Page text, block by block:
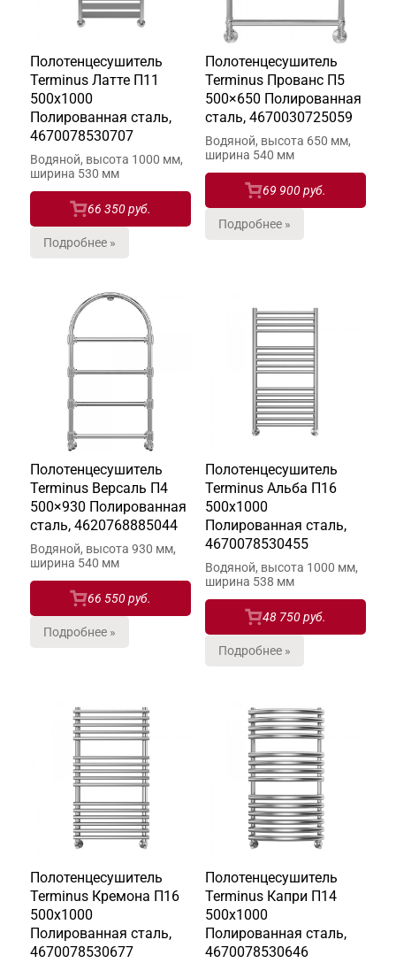
Полотенцесушитель
Terminus Латте П11
500х1000
Полированная сталь,
4670078530707
Водяной, высота 1000 мм,
ширина 530 мм
66 350 руб.
Подробнее »
Полотенцесушитель
Terminus Прованс П5
500×650 Полированная
сталь, 4670030725059
Водяной, высота 650 мм,
ширина 540 мм
69 900 руб.
Подробнее »
Полотенцесушитель
Terminus Версаль П4
500×930 Полированная
сталь, 4620768885044
Водяной, высота 930 мм,
ширина 540 мм
66 550 руб.
Подробнее »
Полотенцесушитель
Terminus Альба П16
500х1000
Полированная сталь,
4670078530455
Водяной, высота 1000 мм,
ширина 538 мм
48 750 руб.
Подробнее »
Полотенцесушитель
Terminus Кремона П16
500х1000
Полированная сталь,
4670078530677
Полотенцесушитель
Terminus Капри П14
500х1000
Полированная сталь,
4670078530646